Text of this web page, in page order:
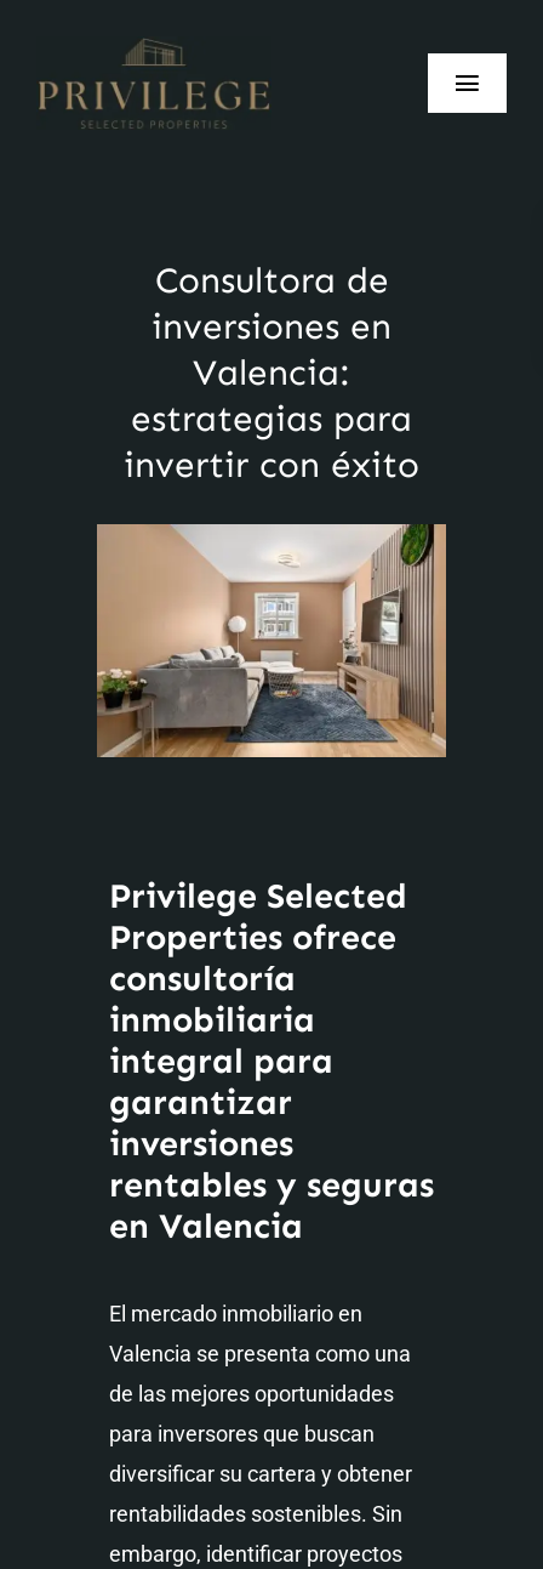
content
Toggle
Consultora de
inversiones en
Valencia:
estrategias para
invertir con éxito
Privilege Selected
Properties ofrece
consultoría
inmobiliaria
integral para
garantizar
inversiones
rentables y seguras
en Valencia
El mercado inmobiliario en
Valencia se presenta como una
de las mejores oportunidades
para inversores que buscan
diversificar su cartera y obtener
rentabilidades sostenibles. Sin
embargo, identificar proyectos